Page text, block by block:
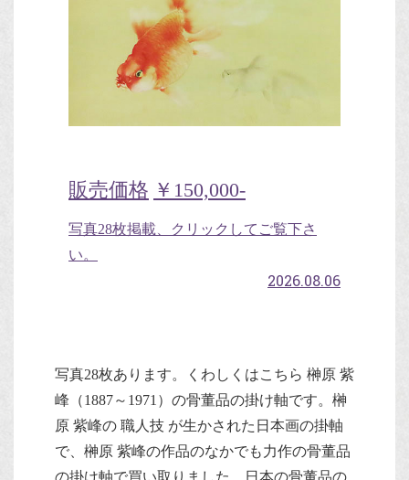
販売価格 ￥150,000-
写真28枚掲載、クリックしてご覧下さ
い。
2026.08.06
写真28枚あります。くわしくはこちら 榊原 紫
峰（1887～1971）の骨董品の掛け軸です。榊
原 紫峰の 職人技 が生かされた日本画の掛軸
で、榊原 紫峰の作品のなかでも力作の骨董品
の掛け軸で買い取りました。日本の骨董品の